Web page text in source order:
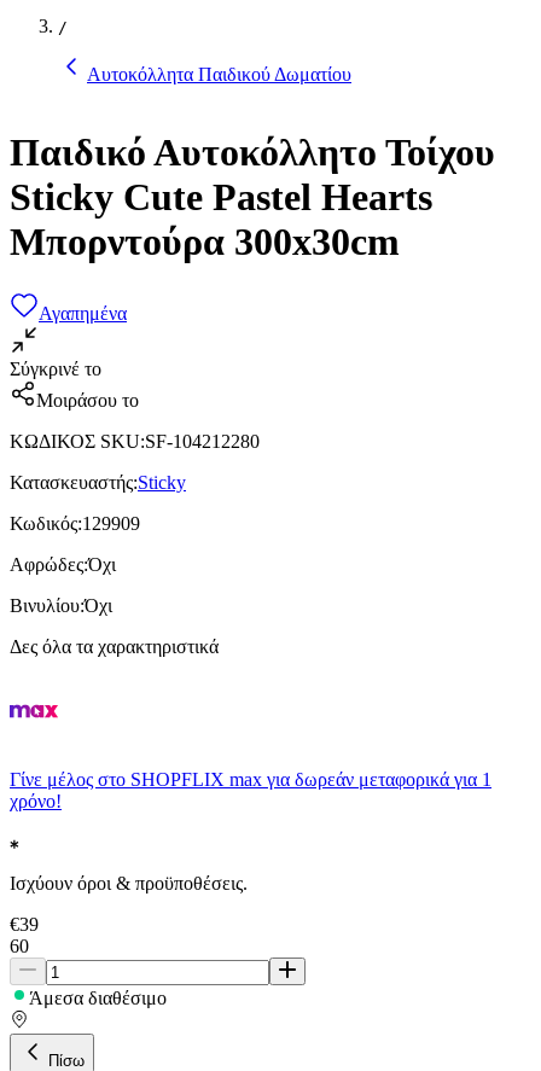
/
Αυτοκόλλητα Παιδικού Δωματίου
Παιδικό Αυτοκόλλητο Τοίχου
Sticky Cute Pastel Hearts
Μπορντούρα 300x30cm
Αγαπημένα
Σύγκρινέ το
Μοιράσου το
ΚΩΔΙΚΟΣ SKU:SF-104212280
Κατασκευαστής:Sticky
Κωδικός:129909
Αφρώδες:Όχι
Βινυλίου:Όχι
Δες όλα τα χαρακτηριστικά
Γίνε μέλος στο SHOPFLIX max για δωρεάν μεταφορικά για 1
χρόνο!
Ισχύουν όροι & προϋποθέσεις.
€39
60
Άμεσα διαθέσιμο
Πίσω